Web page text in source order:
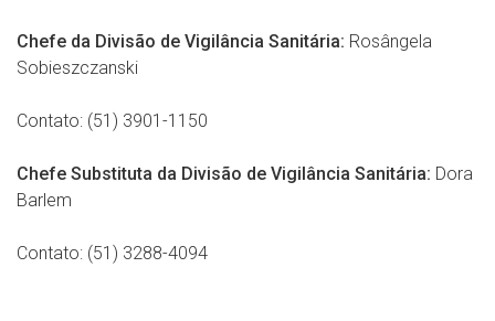
Chefe da Divisão de Vigilância Sanitária: Rosângela
Sobieszczanski
Contato: (51) 3901-1150
Chefe Substituta da Divisão de Vigilância Sanitária: Dora
Barlem
Contato: (51) 3288-4094